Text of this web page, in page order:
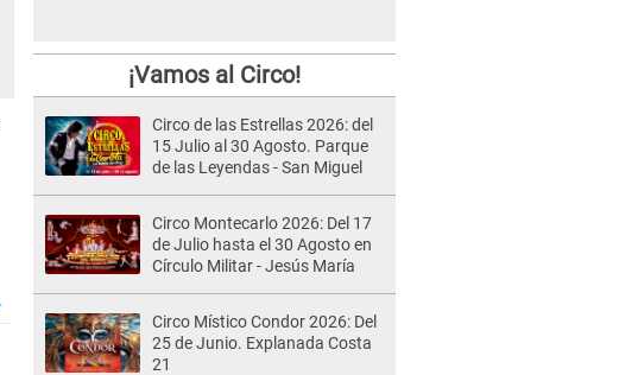
¡Vamos al Circo!
Circo de las Estrellas 2026: del
15 Julio al 30 Agosto. Parque
de las Leyendas - San Miguel
Circo Montecarlo 2026: Del 17
de Julio hasta el 30 Agosto en
Círculo Militar - Jesús María
Circo Místico Condor 2026: Del
25 de Junio. Explanada Costa
21